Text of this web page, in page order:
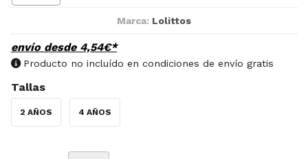
Marca: Lolittos
envío desde 4,54€*
Producto no incluído en condiciones de envío gratis
Tallas
2 AÑOS 4 AÑOS